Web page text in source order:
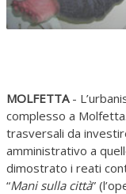
MOLFETTA -
complesso a
trasversali da
amministrativo a
dimostrato i reati
“Mani sulla città”